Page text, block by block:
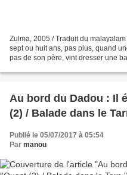
Zulma, 2005 / Traduit du malayalam par
sept ou huit ans, pas plus, quand
pas de son père, vint dresser une
Au bord du Dadou : Il
(2) / Balade dans le
Publié le 05/07/2017 à 05:54
Par manou